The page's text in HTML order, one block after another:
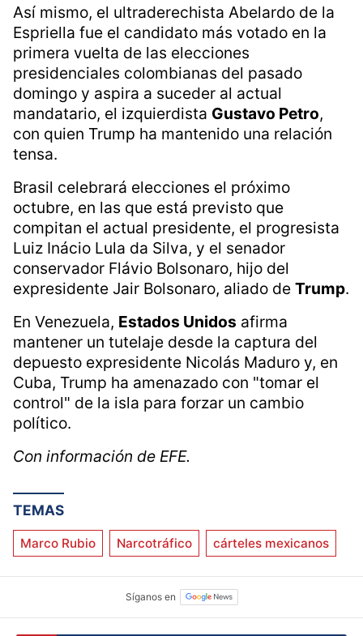
Así mismo, el ultraderechista Abelardo de la
Espriella fue el candidato más votado en la
primera vuelta de las elecciones
presidenciales colombianas del pasado
domingo y aspira a suceder al actual
mandatario, el izquierdista Gustavo Petro,
con quien Trump ha mantenido una relación
tensa.
Brasil celebrará elecciones el próximo
octubre, en las que está previsto que
compitan el actual presidente, el progresista
Luiz Inácio Lula da Silva, y el senador
conservador Flávio Bolsonaro, hijo del
expresidente Jair Bolsonaro, aliado de Trump.
En Venezuela, Estados Unidos afirma
mantener un tutelaje desde la captura del
depuesto expresidente Nicolás Maduro y, en
Cuba, Trump ha amenazado con "tomar el
control" de la isla para forzar un cambio
político.
Con información de EFE.
TEMAS
Marco Rubio Narcotráfico cárteles mexicanos